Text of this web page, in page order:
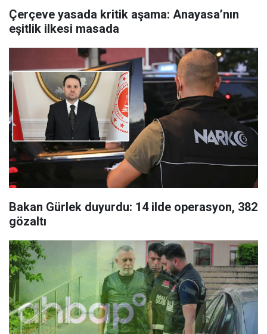
Çerçeve yasada kritik aşama: Anayasa’nın
eşitlik ilkesi masada
Bakan Gürlek duyurdu: 14 ilde operasyon, 382
gözaltı